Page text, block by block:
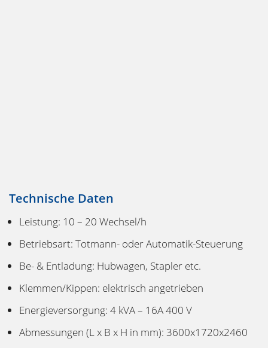
Technische Daten
Leistung: 10 – 20 Wechsel/h
Betriebsart: Totmann- oder Automatik-Steuerung
Be- & Entladung: Hubwagen, Stapler etc.
Klemmen/Kippen: elektrisch angetrieben
Energieversorgung: 4 kVA – 16A 400 V
Abmessungen (L x B x H in mm): 3600x1720x2460